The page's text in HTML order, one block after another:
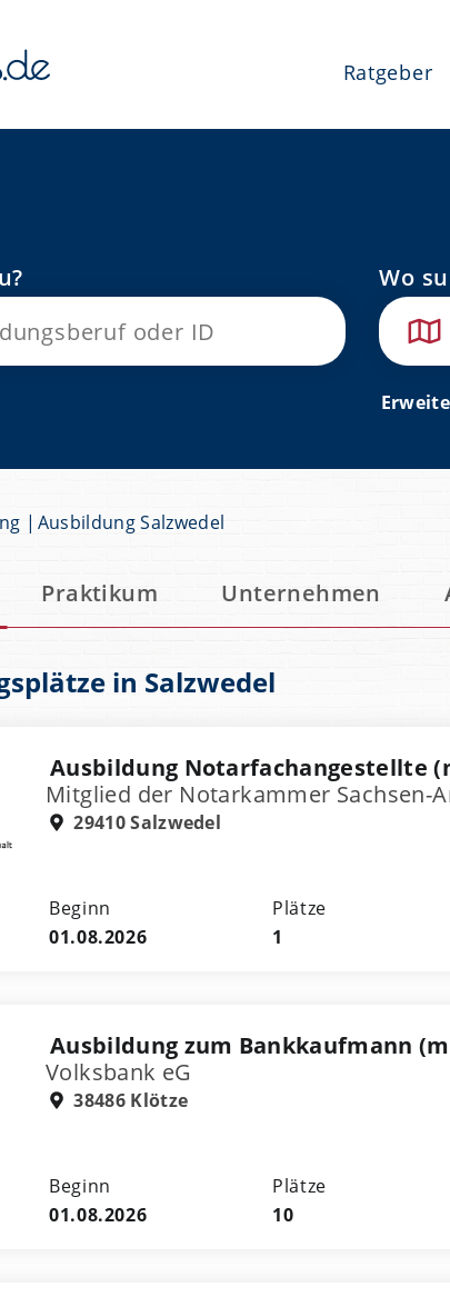
Ratgeber
Wo
Ausbildung Salzwedel
Praktikum Unternehmen
in Salzwedel
Ausbildung Notarfachangestellte
Mitglied der Notarkammer Sachsen-
29410 Salzwedel
Beginn
01.08.2026
Plätze
1
Ausbildung zum Bankkaufmann
Volksbank eG
38486 Klötze
Beginn
01.08.2026
Plätze
10